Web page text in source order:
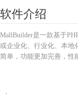
软件介绍
MallBuilder是一款基于
或企业化、行业化、本地
简单，功能更加完善，性